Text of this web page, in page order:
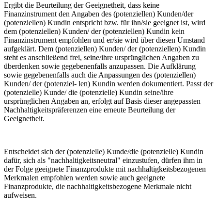
Ergibt die Beurteilung der Geeignetheit, dass keine
Finanzinstrument den Angaben des (potenziellen) Kunden/der
(potenziellen) Kundin entspricht bzw. für ihn/sie geeignet ist, wird
dem (potenziellen) Kunden/ der (potenziellen) Kundin kein
Finanzinstrument empfohlen und er/sie wird über diesen Umstand
aufgeklärt. Dem (potenziellen) Kunden/ der (potenziellen) Kundin
steht es anschließend frei, seine/ihre ursprünglichen Angaben zu
überdenken sowie gegebenenfalls anzupassen. Die Aufklärung
sowie gegebenenfalls auch die Anpassungen des (potenziellen)
Kunden/ der (potenziel- len) Kundin werden dokumentiert. Passt der
(potenzielle) Kunde/ die (potenzielle) Kundin seine/ihre
ursprünglichen Angaben an, erfolgt auf Basis dieser angepassten
Nachhaltigkeitspräferenzen eine erneute Beurteilung der
Geeignetheit.
Entscheidet sich der (potenzielle) Kunde/die (potenzielle) Kundin
dafür, sich als "nachhaltigkeitsneutral" einzustufen, dürfen ihm in
der Folge geeignete Finanzprodukte mit nachhaltigkeitsbezogenen
Merkmalen empfohlen werden sowie auch geeignete
Finanzprodukte, die nachhaltigkeitsbezogene Merkmale nicht
aufweisen.